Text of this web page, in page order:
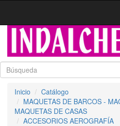
Inicio
Catálogo
MAQUETAS DE BARCOS -
MAQUETAS DE CASAS
ACCESORIOS AEROGRAFÍA